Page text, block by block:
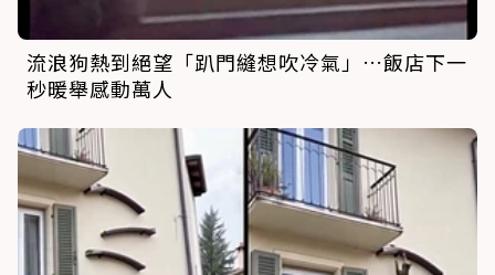
流浪狗熱到絕望「趴門縫想吹冷氣」…飯店下一
秒暖舉感動萬人